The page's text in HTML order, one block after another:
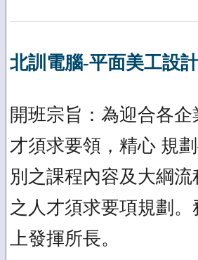
北訓電腦-平面美工設
開班宗旨：為迎合各
才須求要領，精心 規
別之課程內容及大綱
之人才須求要項規劃
上發揮所長。